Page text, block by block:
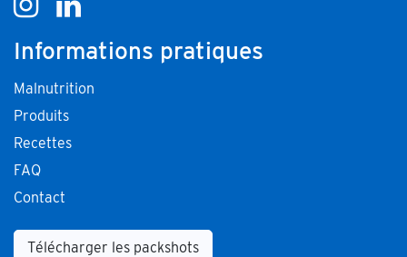
Informations pratiques
Malnutrition
Produits
Recettes
FAQ
Contact
Télécharger les packshots